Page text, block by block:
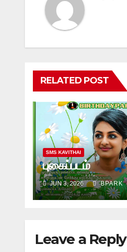
RELATED POST
SMS KAVITHAI
புகைப்படம்
JUN 3, 2026 BPARK
Leave a Reply